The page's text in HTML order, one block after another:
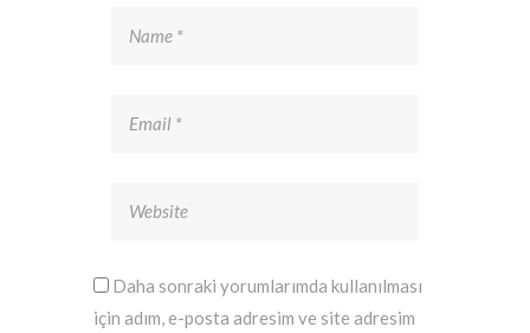
Daha sonraki yorumlarımda kullanılması
için adım, e-posta adresim ve site adresim